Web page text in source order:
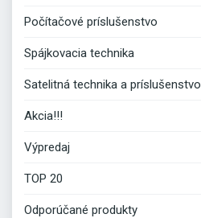
Počítačové príslušenstvo
Spájkovacia technika
Satelitná technika a príslušenstvo
Akcia!!!
Výpredaj
TOP 20
Odporúčané produkty